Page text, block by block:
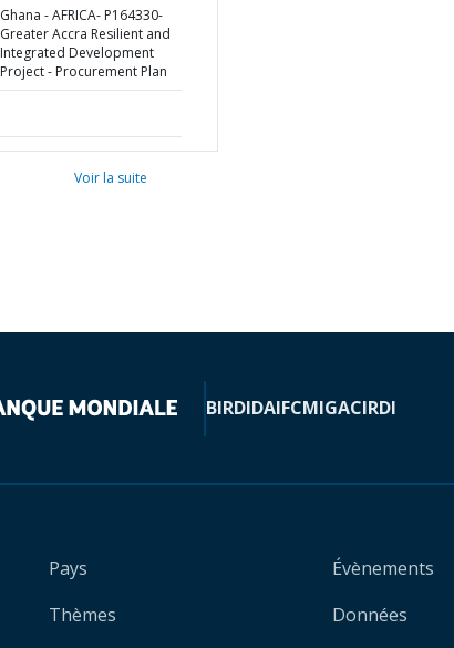
Ghana - AFRICA- P164330-
Greater Accra Resilient and
Integrated Development
Project - Procurement Plan
Voir la suite
BIRDIDAIFCMIGACIRDI
Pays
Thèmes
Évènements
Données